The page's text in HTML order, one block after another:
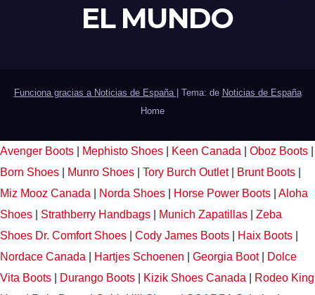
EL MUNDO
Funciona gracias a Noticias de España Tema: de Noticias de España
Home
Avenger Boots Mephisto Shoes Keen Canada Oboz Boots
Born Shoes
Munro Shoes Tory Burch Outlet Brunt Boots
Miz Mooz Canada
Norda Shoes Horse Power Boots
Aloha
Shoes
Strathberry Handbags Munich Zapatillas
Zeba
Shoes Dr. Comfort Shoes Cody James Boots Haix Boots
Nordace Canada
Hartjes Schoenen Georgia Boot|
Dolce
Vita Boots
Durango Boots Kizik Shoes Canada
Rodeo King